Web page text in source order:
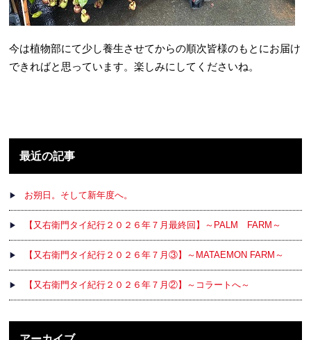
今は植物部にて少し養生させてからの順次皆様のもとにお届け
できればと思っています。楽しみにしてくださいね。
最近の記事
お朔日。そして新年度へ。
【又右衛門タイ紀行２０２６年７月最終回】～PALM FARM～
【又右衛門タイ紀行２０２６年７月③】～MATAEMON FARM～
【又右衛門タイ紀行２０２６年７月②】～コラートへ～